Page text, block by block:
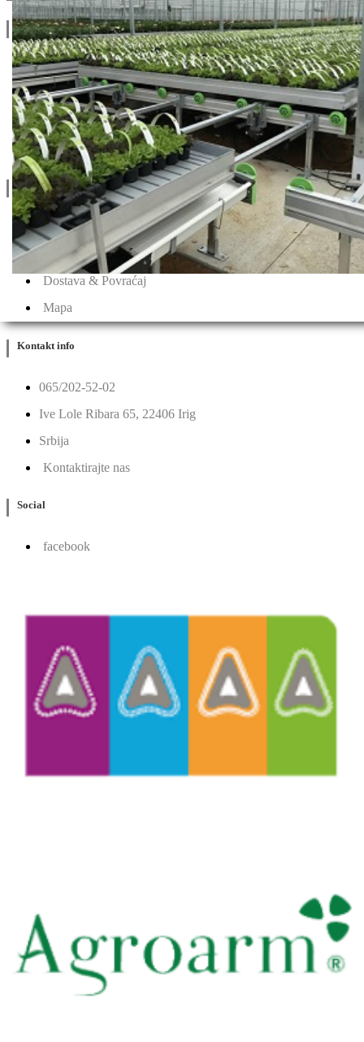
Linkovi
O Nama
Katalozi
Blog
Projektovanje / Izgradnja
Informacije
Privatnost & Kolačići
Uslovi Korišćenja
Dostava & Povraćaj
Mapa
Kontakt info
065/202-52-02
Ive Lole Ribara 65, 22406 Irig
Srbija
Kontaktirajte nas
Social
facebook